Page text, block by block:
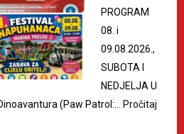
PROGRAM
08. i
09.08.2026.,
SUBOTA I
NEDJELJA U
(Paw Patrol:…
Pročitaj